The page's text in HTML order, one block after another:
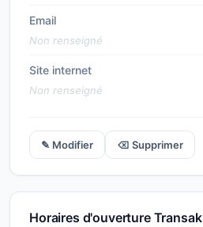
Email
Non renseigné
Site internet
Non renseigné
✎ Modifier ⌫ Supprimer
Horaires d'ouverture Transak